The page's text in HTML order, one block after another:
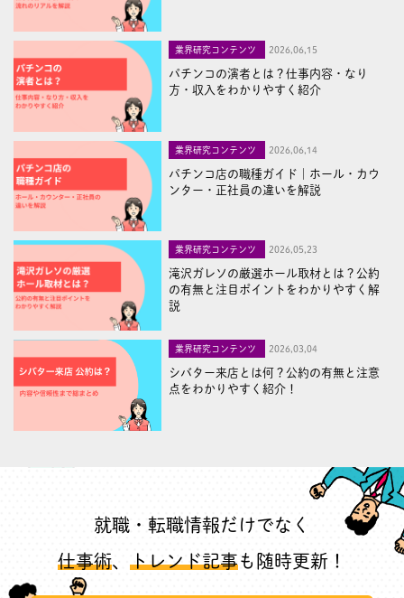
業界研究コンテンツ 2026,06,15
パチンコの演者とは？仕事内容・なり
方・収入をわかりやすく紹介
業界研究コンテンツ 2026,06,14
パチンコ店の職種ガイド｜ホール・カウ
ンター・正社員の違いを解説
業界研究コンテンツ 2026,05,23
滝沢ガレソの厳選ホール取材とは？公約
の有無と注目ポイントをわかりやすく解
説
業界研究コンテンツ 2026,03,04
シバター来店とは何？公約の有無と注意
点をわかりやすく紹介！
就職・転職情報だけでなく
仕事術、 トレンド記事も随時更新！